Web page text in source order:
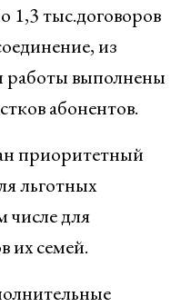
1,3 тыс.договоров
из
работы выполнены
абонентов.
приоритетный
льготных
числе для
их семей.